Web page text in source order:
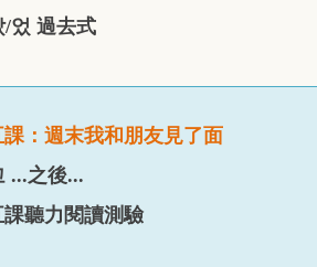
/었 過去式
：週末我和朋友見了面
...之後...
課聽力閱讀測驗